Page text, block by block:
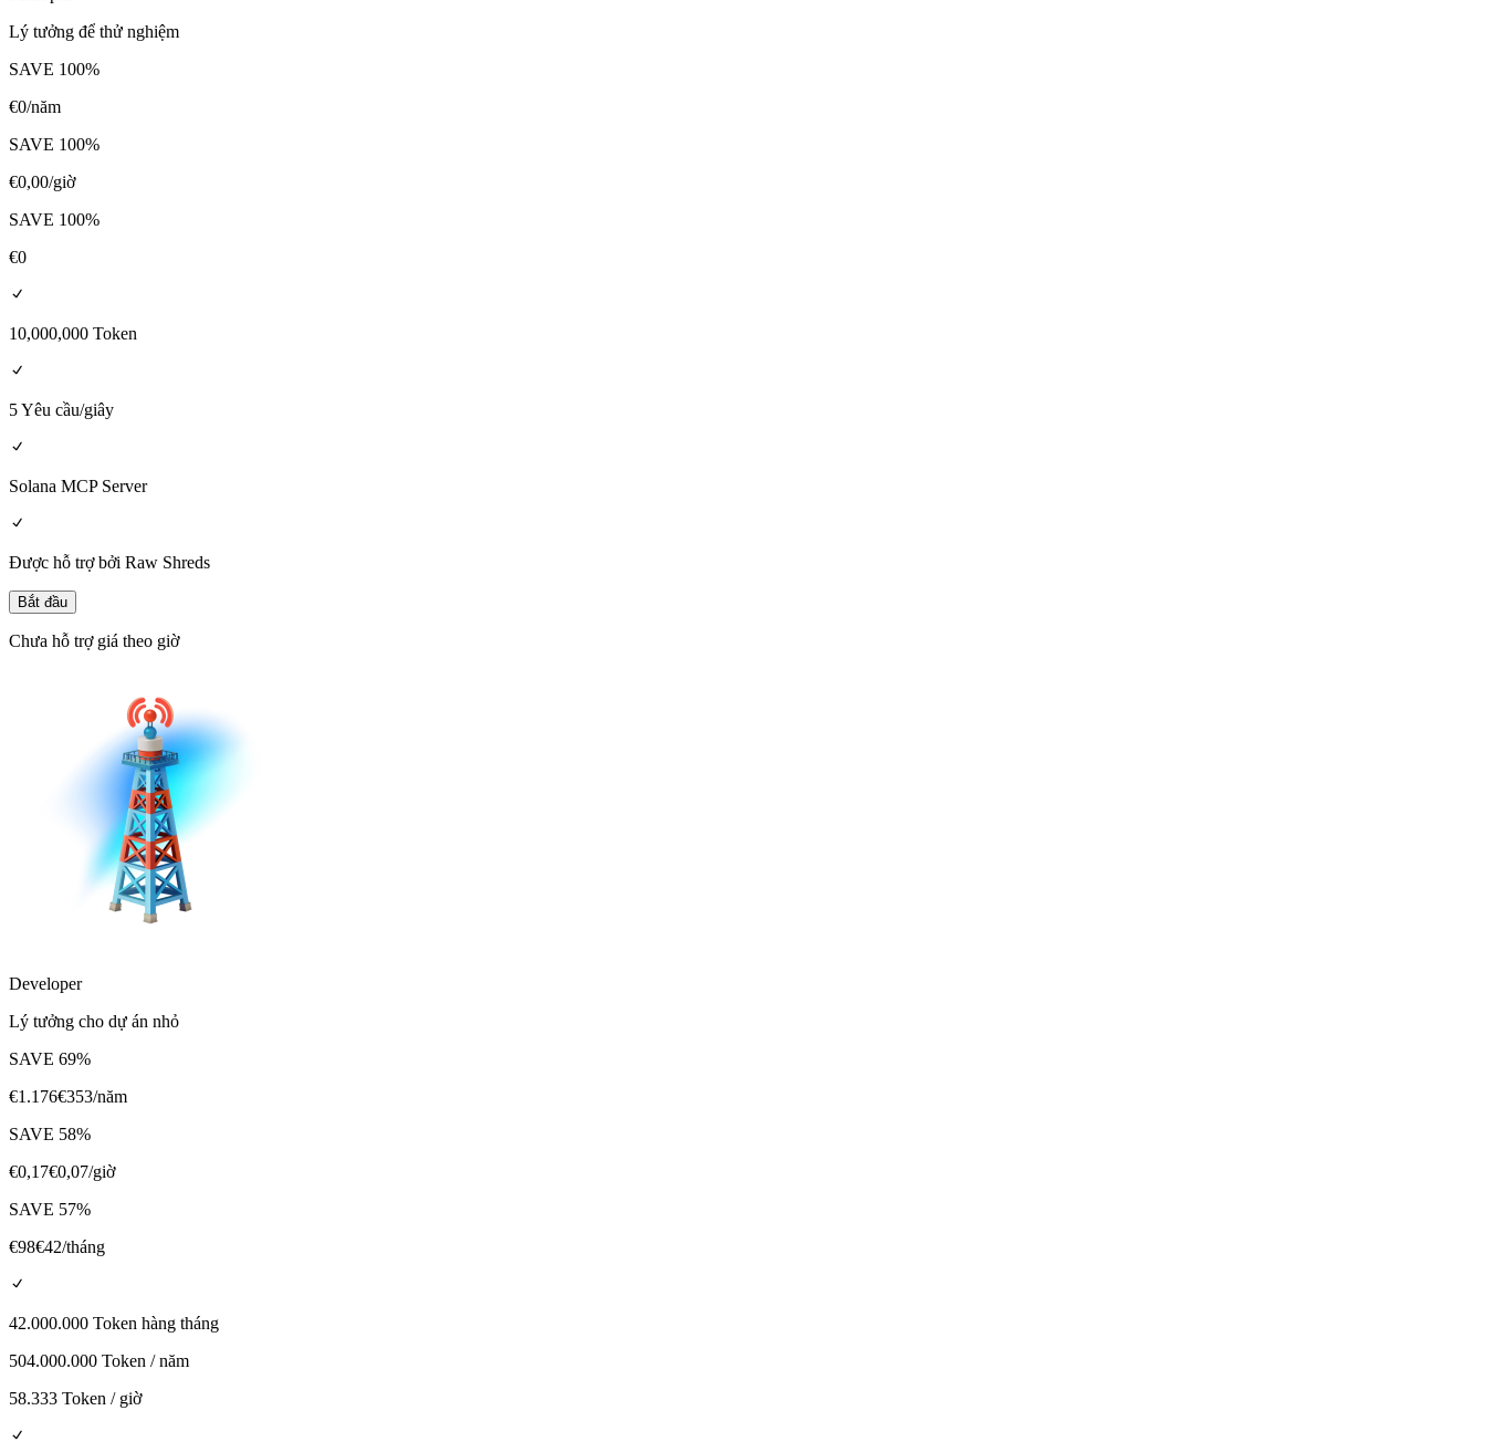
Lý tưởng để thử nghiệm
SAVE 100%
€0/năm
SAVE 100%
€0,00/giờ
SAVE 100%
€0
10,000,000 Token
5 Yêu cầu/giây
Solana MCP Server
Được hỗ trợ bởi Raw Shreds
Bắt đầu
Chưa hỗ trợ giá theo giờ
Developer
Lý tưởng cho dự án nhỏ
SAVE 69%
€1.176€353/năm
SAVE 58%
€0,17€0,07/giờ
SAVE 57%
€98€42/tháng
42.000.000 Token hàng tháng
504.000.000 Token / năm
58.333 Token / giờ